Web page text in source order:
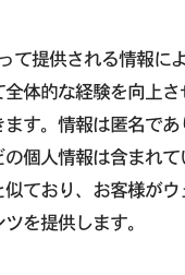
て提供される情報に
体的な経験を向上
す。情報は匿名で
個人情報は含まれ
ており、お客様が
を提供します。